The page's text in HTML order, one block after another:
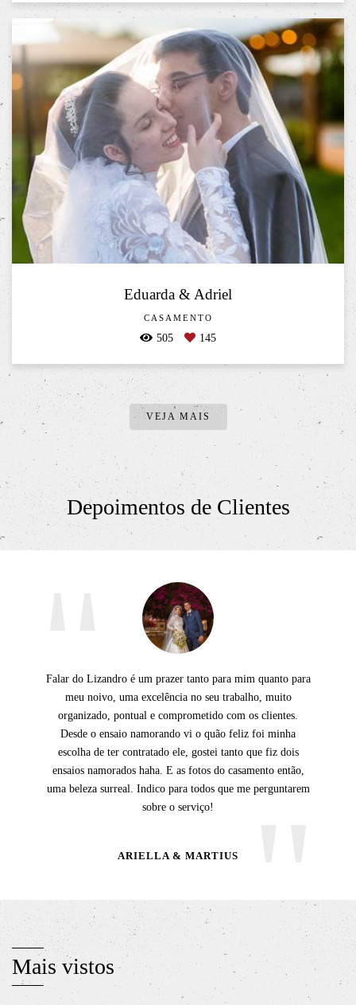
Eduarda & Adriel
CASAMENTO
505 145
VEJA MAIS
Depoimentos de Clientes
Falar do Lizandro é um prazer tanto para mim quanto para
meu noivo, uma excelência no seu trabalho, muito
organizado, pontual e comprometido com os clientes.
Desde o ensaio namorando vi o quão feliz foi minha
escolha de ter contratado ele, gostei tanto que fiz dois
ensaios namorados haha. E as fotos do casamento então,
uma beleza surreal. Indico para todos que me perguntarem
sobre o serviço!
ARIELLA & MARTIUS
Mais vistos